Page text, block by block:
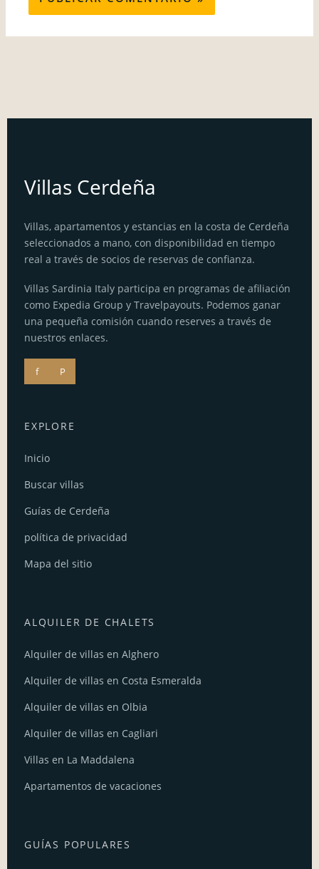
Villas Cerdeña
Villas, apartamentos y estancias en la costa de Cerdeña
seleccionados a mano, con disponibilidad en tiempo
real a través de socios de reservas de confianza.
Villas Sardinia Italy participa en programas de afiliación
como Expedia Group y Travelpayouts. Podemos ganar
una pequeña comisión cuando reserves a través de
nuestros enlaces.
f P
EXPLORE
Inicio
Buscar villas
Guías de Cerdeña
política de privacidad
Mapa del sitio
ALQUILER DE CHALETS
Alquiler de villas en Alghero
Alquiler de villas en Costa Esmeralda
Alquiler de villas en Olbia
Alquiler de villas en Cagliari
Villas en La Maddalena
Apartamentos de vacaciones
GUÍAS POPULARES